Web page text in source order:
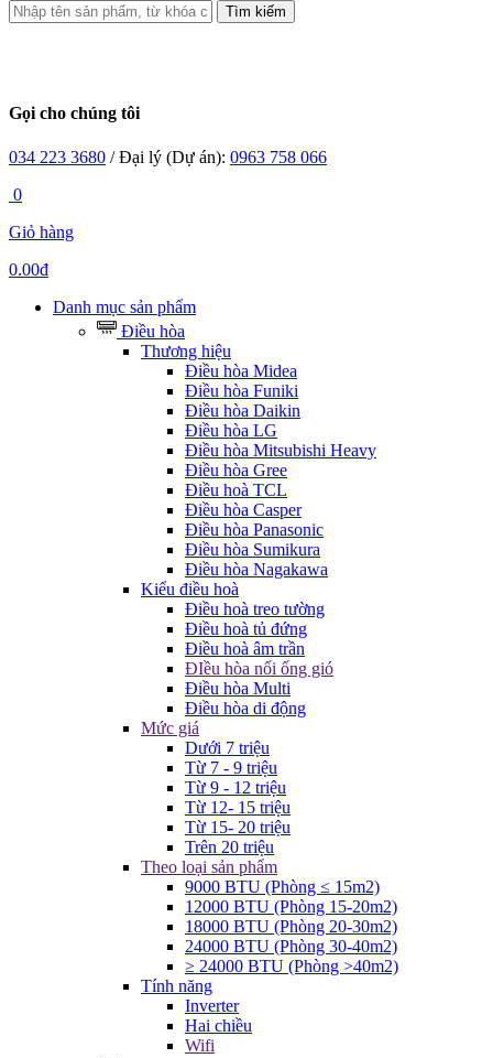
Tìm kiếm
Gọi cho chúng tôi
034 223 3680 / Đại lý (Dự án): 0963 758 066
0
Giỏ hàng
0.00đ
Danh mục sản phẩm
Điều hòa
Thương hiệu
Điều hòa Midea
Điều hòa Funiki
Điều hòa Daikin
Điều hòa LG
Điều hòa Mitsubishi Heavy
Điều hòa Gree
Điều hoà TCL
Điều hòa Casper
Điều hòa Panasonic
Điều hòa Sumikura
Điều hòa Nagakawa
Kiểu điều hoà
Điều hoà treo tường
Điều hoà tủ đứng
Điều hoà âm trần
ĐIều hòa nối ống gió
Điều hòa Multi
Điều hòa di động
Mức giá
Dưới 7 triệu
Từ 7 - 9 triệu
Từ 9 - 12 triệu
Từ 12- 15 triệu
Từ 15- 20 triệu
Trên 20 triệu
Theo loại sản phẩm
9000 BTU (Phòng ≤ 15m2)
12000 BTU (Phòng 15-20m2)
18000 BTU (Phòng 20-30m2)
24000 BTU (Phòng 30-40m2)
≥ 24000 BTU (Phòng >40m2)
Tính năng
Inverter
Hai chiều
Wifi